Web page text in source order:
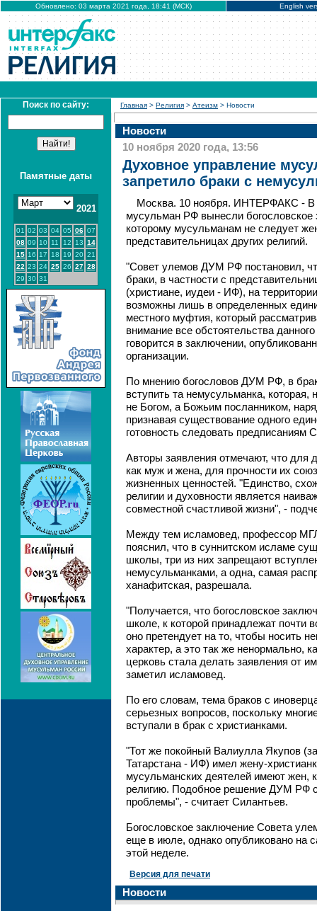
Обновлено: 03 марта 2021 года, 18:41 (МСК) English
Поиск по сайту:
Памятные даты
2021
01 02 03 04 05 06 07
08 09 10 11 12 13 14
15 16 17 18 19 20 21
22 23 24 25 26 27 28
29 30 31
Главная > Религия > Атеизм > Новости
Новости
10 ноября 2020 года, 13:56
Духовное управление
запретило браки с
Москва. 10 ноября. ИНТЕРФАКС - В
мусульман РФ вынесли богословское
которому мусульманам не следует
представительницах других религий.
"Совет улемов ДУМ РФ постановил,
браки, в частности с
(христиане, иудеи - ИФ), на
возможны лишь в определенных
местного муфтия, который
внимание все обстоятельства
говорится в заключении,
организации.
По мнению богословов ДУМ РФ, в
вступить та немусульманка, которая,
не Богом, а Божьим посланником,
признавая существование одного
готовность следовать предписаниям
Авторы заявления отмечают, что для
как муж и жена, для прочности их
жизненных ценностей. "Единство,
религии и духовности является
совместной счастливой жизни", -
Между тем исламовед, профессор
пояснил, что в суннитском исламе
школы, три из них запрещают
немусульманками, а одна, самая
ханафитская, разрешала.
"Получается, что богословское
школе, к которой принадлежат почти
оно претендует на то, чтобы носить
характер, а это так же ненормально,
церковь стала делать заявления от
заметил исламовед.
По его словам, тема браков с
серьезных вопросов, поскольку
вступали в брак с христианками.
"Тот же покойный Валиулла Якупов
Татарстана - ИФ) имел жену-
мусульманских деятелей имеют жен,
религию. Подобное решение ДУМ РФ
проблемы", - считает Силантьев.
Богословское заключение Совета
еще в июле, однако опубликовано на
этой неделе.
Версия для печати
Новости